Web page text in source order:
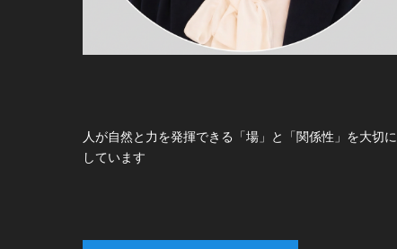
人が自然と力を発揮できる「場」と「関係性」を大切に
しています